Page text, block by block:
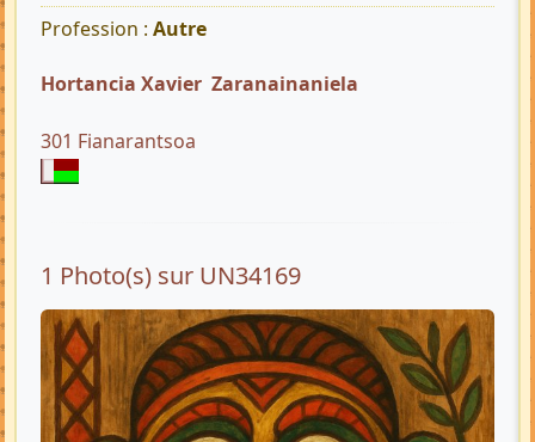
Profession : Autre
Hortancia Xavier Zaranainaniela
301 Fianarantsoa
1 Photo(s) sur UN34169